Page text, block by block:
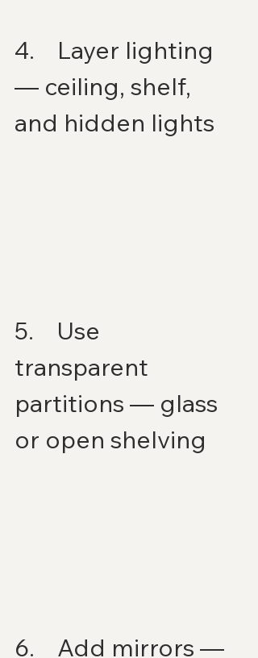
4.    Layer lighting
— ceiling, shelf,
and hidden lights
5.    Use
transparent
partitions — glass
or open shelving
6.    Add mirrors —